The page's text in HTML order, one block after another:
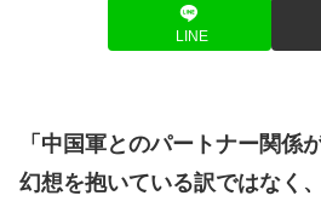
LINE
「中国軍とのパートナー関係
幻想を抱いている訳ではなく